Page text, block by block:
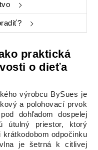
praktická
o dieťa
výrobcu BySues je
a polohovací prvok
dohľadom dospelej
útulný priestor, ktorý
odpočinku
je šetrná k citlivej